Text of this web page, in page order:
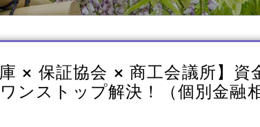
庫 × 保証協会 × 商工会議所】資
ンストップ解決！（個別金融